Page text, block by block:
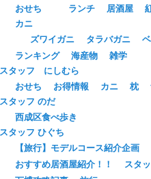
おせち
ランチ
居酒屋
カニ
ズワイガニ
タラバガニ
ランキング
海産物
雑学
スタッフ にしむら
おせち
お得情報 カニ 枕
スタッフ のだ
西成区食べ歩き
スタッフ ひぐち
【旅行】モデルコース紹介企画
おすすめ居酒屋紹介！！
スタ